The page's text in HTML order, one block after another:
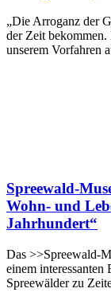
„Die Arroganz der
der Zeit
unserem Vorfahren
Spreewald-
Wohn- und
Jahrhundert“
Das >>Spreewald-
einem
Spreewälder zu